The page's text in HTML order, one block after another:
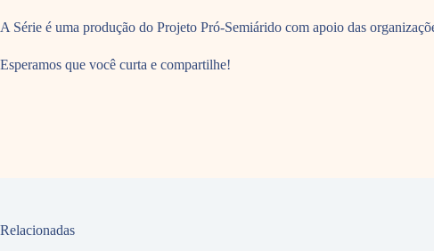
A Série é uma produção do Projeto Pró-Semiárido com apoio das
Esperamos que você curta e compartilhe!
Relacionadas